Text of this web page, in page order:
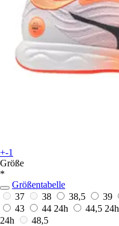
+-1
Größe
*
Größentabelle
37
38 38,5 39
43
44 24h 44,5 24h
24h
48,5